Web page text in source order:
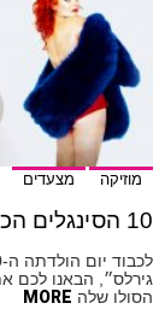
מוזיקה מצעדים
10 הסינגלים הכי גדולים של ג׳רי האליוול!
גירלס״, הבאנו לכם
הסולו שלה MORE